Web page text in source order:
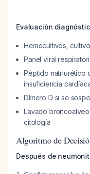
Evaluación
Hemocultivos,
Panel viral
Péptido natriurético
insuficiencia
Dímero D si se
Lavado
citología
Algoritmo de
Después de